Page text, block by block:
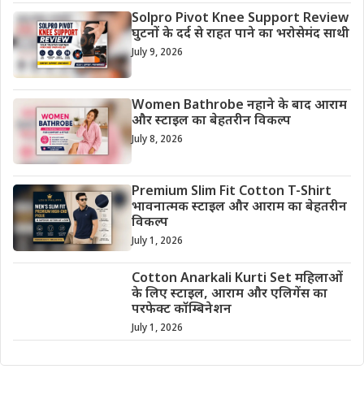
Solpro Pivot Knee Support Review
घुटनों के दर्द से राहत पाने का भरोसेमंद साथी
July 9, 2026
Women Bathrobe नहाने के बाद आराम
और स्टाइल का बेहतरीन विकल्प
July 8, 2026
Premium Slim Fit Cotton T-Shirt
भावनात्मक स्टाइल और आराम का बेहतरीन
विकल्प
July 1, 2026
Cotton Anarkali Kurti Set महिलाओं
के लिए स्टाइल, आराम और एलिगेंस का
परफेक्ट कॉम्बिनेशन
July 1, 2026